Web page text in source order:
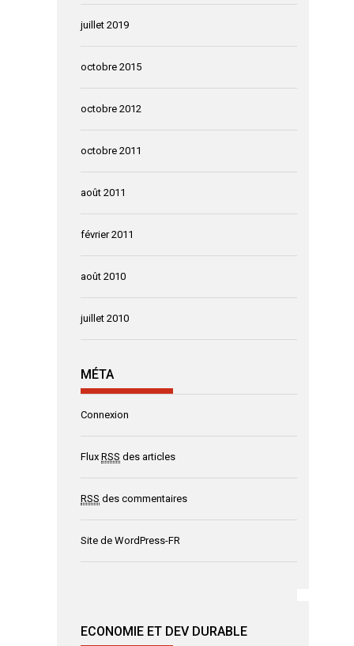
juillet 2019
octobre 2015
octobre 2012
octobre 2011
août 2011
février 2011
août 2010
juillet 2010
MÉTA
Connexion
Flux RSS des articles
RSS des commentaires
Site de WordPress-FR
ECONOMIE ET DEV DURABLE